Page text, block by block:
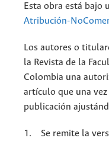
Esta obra está bajo
Atribución-
Los autores o
la Revista de la
Colombia una
artículo que una
publicación
1. Se remite la